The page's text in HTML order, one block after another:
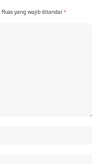
Ruas yang wajib ditandai *